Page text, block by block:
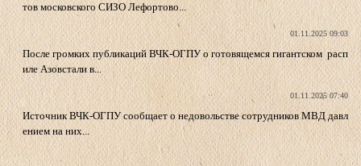
тов московского СИЗО Лефортово...
01.11.2025 09:03
После громких публикаций ВЧК-ОГПУ о готовящемся гигантском расп
иле Азовстали в...
01.11.2025 07:40
Источник ВЧК-ОГПУ сообщает о недовольстве сотрудников МВД давл
ением на них...